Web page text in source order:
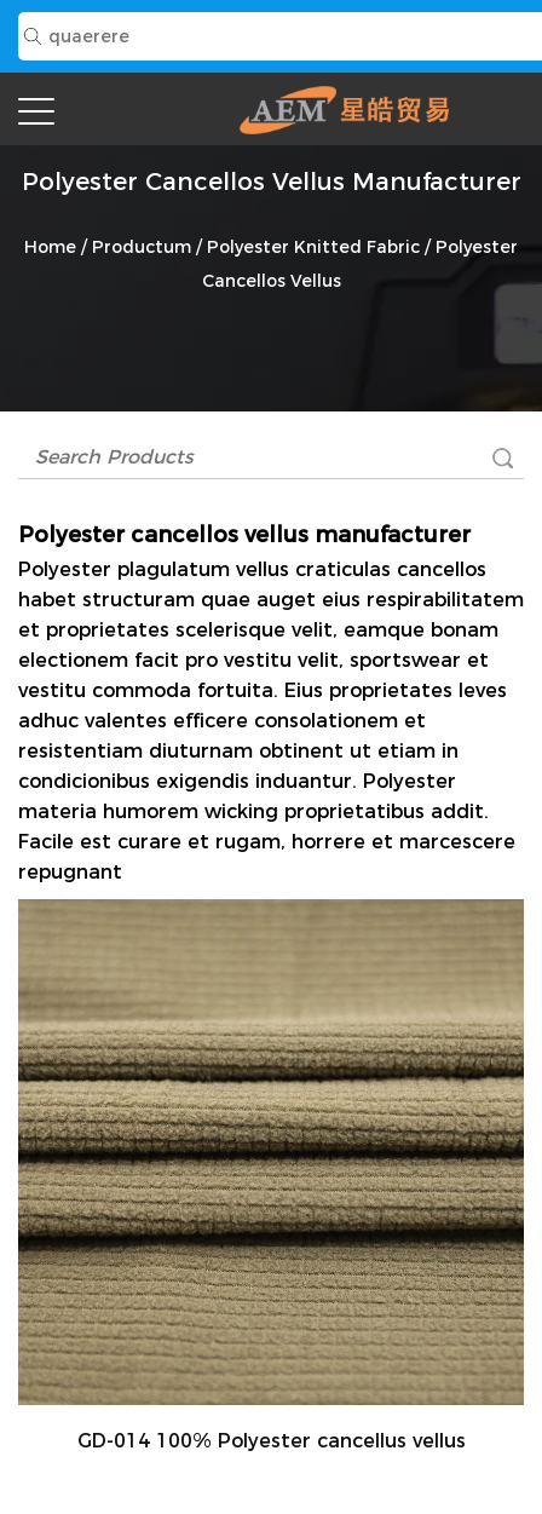
Polyester Cancellos Vellus Manufacturer
Home / Productum / Polyester Knitted Fabric / Polyester
Cancellos Vellus
Polyester cancellos vellus manufacturer
Polyester plagulatum vellus craticulas cancellos
habet structuram quae auget eius respirabilitatem
et proprietates scelerisque velit, eamque bonam
electionem facit pro vestitu velit, sportswear et
vestitu commoda fortuita. Eius proprietates leves
adhuc valentes efficere consolationem et
resistentiam diuturnam obtinent ut etiam in
condicionibus exigendis induantur. Polyester
materia humorem wicking proprietatibus addit.
Facile est curare et rugam, horrere et marcescere
repugnant
GD-014 100% Polyester cancellus vellus